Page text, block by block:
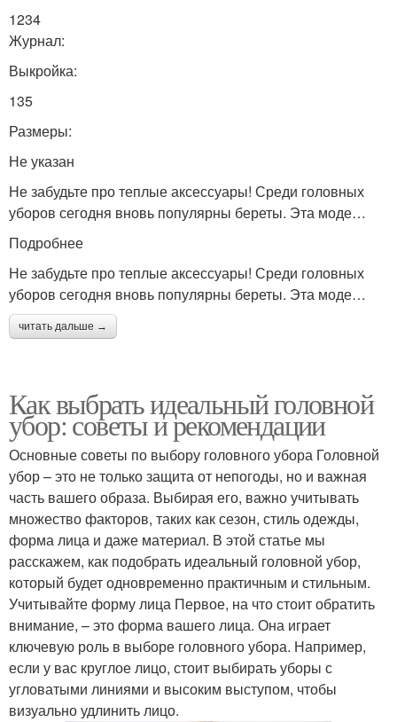
1234
Журнал:
Выкройка:
135
Размеры:
Не указан
Не забудьте про теплые аксессуары! Среди головных
уборов сегодня вновь популярны береты. Эта моде…
Подробнее
Не забудьте про теплые аксессуары! Среди головных
уборов сегодня вновь популярны береты. Эта моде…
читать дальше →
Как выбрать идеальный головной
убор: советы и рекомендации
Основные советы по выбору головного убора Головной
убор – это не только защита от непогоды, но и важная
часть вашего образа. Выбирая его, важно учитывать
множество факторов, таких как сезон, стиль одежды,
форма лица и даже материал. В этой статье мы
расскажем, как подобрать идеальный головной убор,
который будет одновременно практичным и стильным.
Учитывайте форму лица Первое, на что стоит обратить
внимание, – это форма вашего лица. Она играет
ключевую роль в выборе головного убора. Например,
если у вас круглое лицо, стоит выбирать уборы с
угловатыми линиями и высоким выступом, чтобы
визуально удлинить лицо.